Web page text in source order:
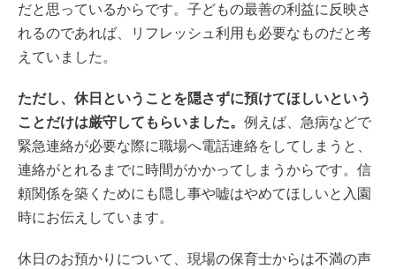
だと思っているからです。子どもの最善の利益に反映さ
れるのであれば、リフレッシュ利用も必要なものだと考
えていました。
ただし、休日ということを隠さずに預けてほしいという
ことだけは厳守してもらいました。 例えば、急病などで
緊急連絡が必要な際に職場へ電話連絡をしてしまうと、
連絡がとれるまでに時間がかかってしまうからです。信
頼関係を築くためにも隠し事や嘘はやめてほしいと入園
時にお伝えしています。
休日のお預かりについて、現場の保育士からは不満の声